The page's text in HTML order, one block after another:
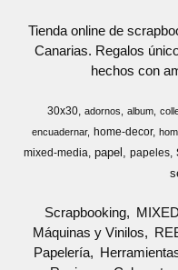
Tienda online de
Canarias. Regalos
hechos con
30x30 adornos album
encuadernar
home-decor
mixed-media papel papeles
Scrapbooking
Máquinas y Vinilos
Papelería